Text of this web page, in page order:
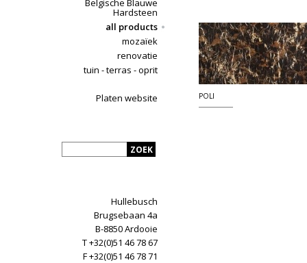
Belgische Blauwe
Hardsteen
all products
mozaïek
renovatie
tuin - terras - oprit
Platen website
Hullebusch
Brugsebaan 4a
B-8850 Ardooie
T +32(0)51 46 78 67
F +32(0)51 46 78 71
POLI